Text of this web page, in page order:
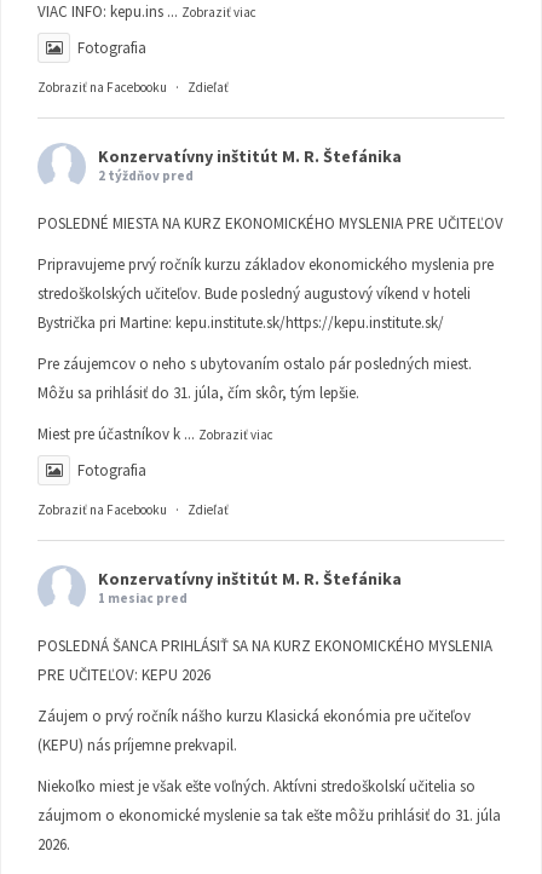
VIAC INFO: kepu.ins ... Zobraziť viac
Fotografia
Zobraziť na Facebooku · Zdieľať
Konzervatívny inštitút M. R. Štefánika
2 týždňov pred
POSLEDNÉ MIESTA NA KURZ EKONOMICKÉHO MYSLENIA PRE UČITEĽOV
Pripravujeme prvý ročník kurzu základov ekonomického myslenia pre
stredoškolských učiteľov. Bude posledný augustový víkend v hoteli
Bystrička pri Martine: kepu.institute.sk/https://kepu.institute.sk/
Pre záujemcov o neho s ubytovaním ostalo pár posledných miest.
Môžu sa prihlásiť do 31. júla, čím skôr, tým lepšie.
Miest pre účastníkov k ... Zobraziť viac
Fotografia
Zobraziť na Facebooku · Zdieľať
Konzervatívny inštitút M. R. Štefánika
1 mesiac pred
POSLEDNÁ ŠANCA PRIHLÁSIŤ SA NA KURZ EKONOMICKÉHO MYSLENIA
PRE UČITEĽOV: KEPU 2026
Záujem o prvý ročník nášho kurzu Klasická ekonómia pre učiteľov
(KEPU) nás príjemne prekvapil.
Niekoľko miest je však ešte voľných. Aktívni stredoškolskí učitelia so
záujmom o ekonomické myslenie sa tak ešte môžu prihlásiť do 31. júla
2026.